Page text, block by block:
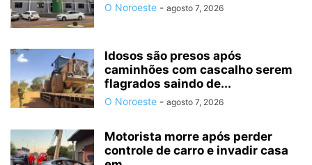
O Noroeste - agosto 7, 2026
Idosos são presos após
caminhões com cascalho serem
flagrados saindo de...
O Noroeste - agosto 7, 2026
Motorista morre após perder
controle de carro e invadir casa